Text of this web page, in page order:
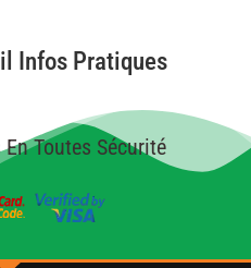
Infos Pratiques
Toutes Sécurité